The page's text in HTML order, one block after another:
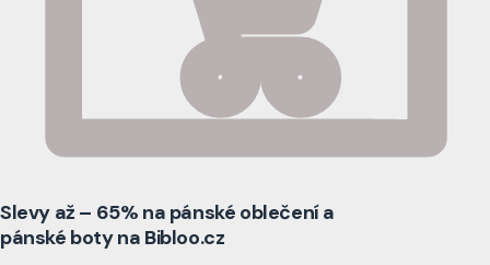
Slevy až – 65% na pánské oblečení a
pánské boty na Bibloo.cz